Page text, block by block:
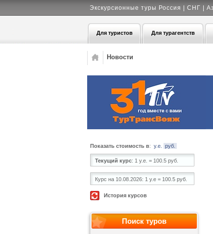
Экскурсионные туры Россия | СНГ |
Для туристов Для турагентств
Новости
Показать стоимость в: у.е. руб.
Текущий курс: 1 у.е. = 100.5 руб.
Курс на 10.08.2026: 1 у.е = 100.5 руб.
История курсов
Поиск туров